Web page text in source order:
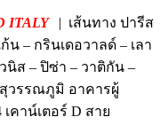
ITALY
| เส้นทาง ปารีส
น – กรินเดอวาลด์ – เลา
นิส – ปิซ่า – วาติกัน –
วรรณภูมิ อาคารผู้
คาน์เตอร์ D สาย